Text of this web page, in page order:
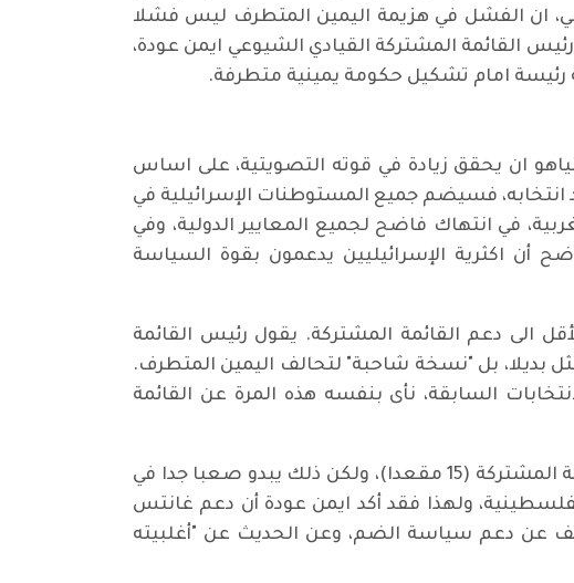
طيبي، ان الفشل في هزيمة اليمين المتطرف ليس فشلا
القائمة المشتركة القيادي الشيوعي ايمن عودة،
رئيسة امام تشكيل حكومة يمينية متطرفة.
استطاع نتنياهو ان يحقق زيادة في قوته التصويتية، على اساس
انتخابه، فسيضم جميع المستوطنات الإسرائيلية في
إسرائيل، أي أكثر من 20 في المائة من الضفة الغربية، في انتهاك فاضح لجميع المعايير الدولية، وفي
أن اكثرية الإسرائيليين يدعمون بقوة السياسة
واسع، وعلى الأقل الى دعم القائمة المشتركة. يقول رئيس القائمة
بديلا، بل "نسخة شاحبة" لتحالف اليمين المتطرف.
السابقة، نأى بنفسه هذه المرة عن القائمة
وحسابيا يمكن للمعارضة الإسرائيلية ان تحصل على اغلبية 62 مقعدا شرط التعاون مع القائمة المشتركة (15 مقعدا)، ولكن ذلك يبدو صعبا جدا في
ولهذا فقد أكد ايمن عودة أن دعم غانتس
عن دعم سياسة الضم، وعن الحديث عن "أغلبيته